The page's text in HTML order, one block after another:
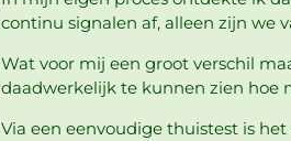
continu signalen af, alleen zijn we
Wat voor mij een groot verschil
daadwerkelijk te kunnen zien hoe
Via een eenvoudige thuistest is